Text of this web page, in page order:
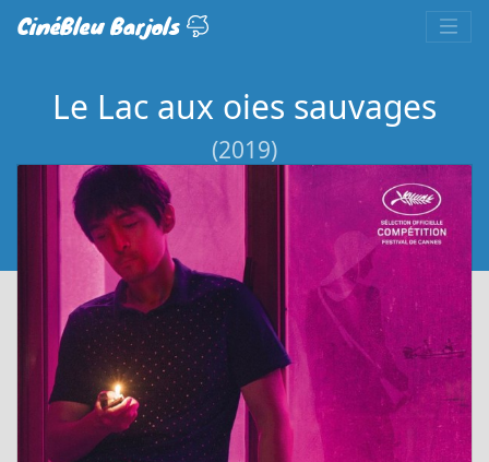
CinéBleu Barjols
Le Lac aux oies sauvages
(2019)